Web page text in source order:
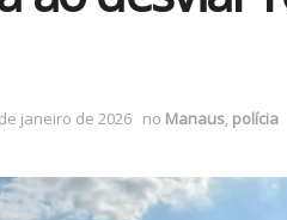
janeiro de 2026 no Manaus, polícia